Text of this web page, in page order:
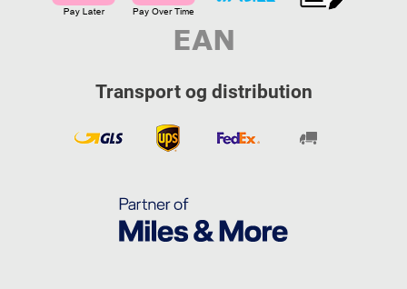
Transport og distribution